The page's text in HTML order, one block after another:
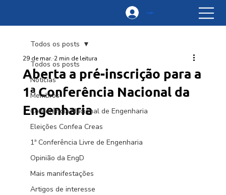
Login
Todos os posts
Notícias
Membros
Conferência Nacional de Engenharia
Eleições Confea Creas
1ª Conferência Livre de Engenharia
Opinião da EngD
Mais manifestações
Artigos de interesse
Todos os posts
Aberta a pré-inscrição para a
1ª Conferência Nacional da
Engenharia
29 de mar. 2 min de leitura